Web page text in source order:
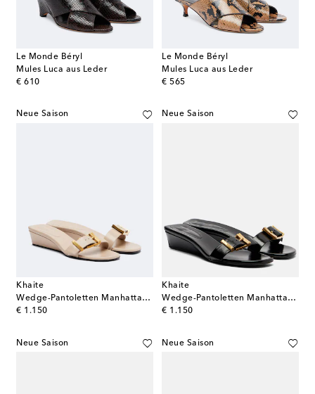
Le Monde Béryl
Mules Luca aus Leder
€ 610
original price
Le Monde Béryl
Mules Luca aus Leder
€ 565
original price
Neue Saison
Khaite
Wedge-Pantoletten Manhattan aus Leder
€ 1.150
original price
Neue Saison
Khaite
Wedge-Pantoletten Manhattan aus Leder
€ 1.150
original price
Neue Saison Neue Saison